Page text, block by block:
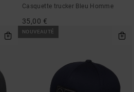
Casquette trucker Bleu Homme
35,00 €
NOUVEAUTÉ